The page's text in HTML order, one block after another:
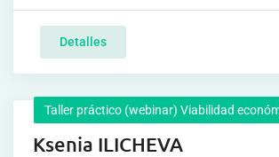
Detalles
Taller práctico (webinar) Viabilidad
Ksenia ILICHEVA